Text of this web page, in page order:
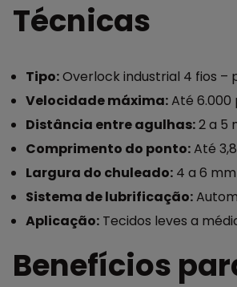
Técnicas
Tipo:Overlock industrial 4 fios –
Velocidade máxima:Até 6.000
Distância entre agulhas:2 a 5
Comprimento do ponto:Até
Largura do chuleado: 4 a 6 mm
Sistema de lubrificação:
Aplicação: Tecidos leves a
Benefícios